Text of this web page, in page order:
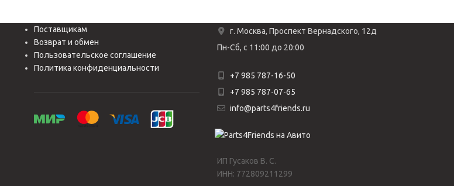
Поставщикам
Возврат и обмен
Пользовательское соглашение
Политика конфиденциальности
г. Москва, Проспект Вернадского, 12д
Пн-Сб, с 11:00 до 20:00
+7 985 787-16-50
+7 985 787-07-65
info@parts4friends.ru
ИП Гусаков В. С.
ИНН: 772809211299